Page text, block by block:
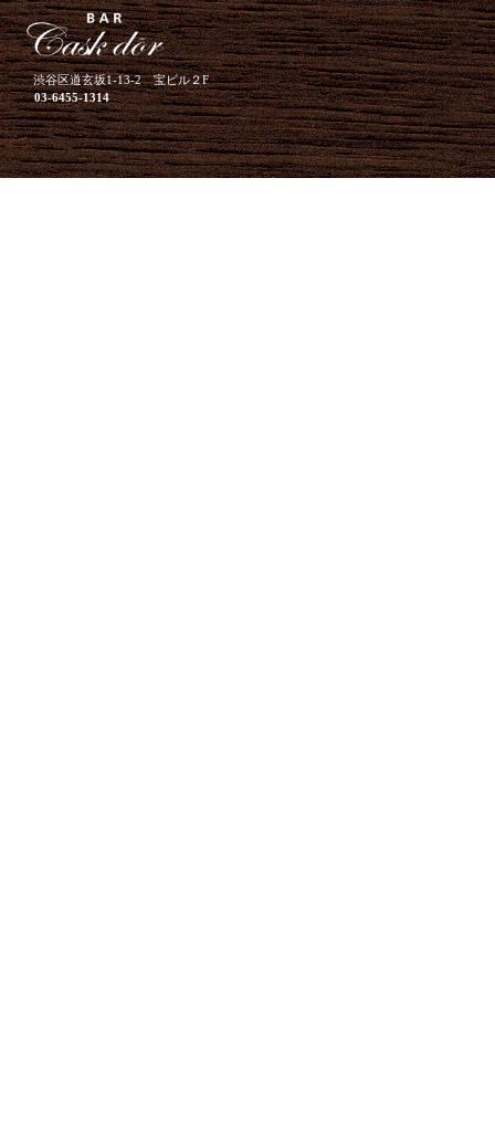
渋谷区道玄坂1-13-2 宝ビル２F
03-6455-1314